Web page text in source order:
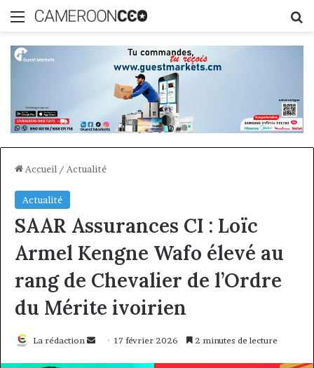
Menu
Accueil / Actualité
Actualité
SAAR Assurances CI : Loïc
Armel Kengne Wafo élevé au
rang de Chevalier de l’Ordre
du Mérite ivoirien
La rédaction
Envoyer17 février 2026 2 minutes de lecture